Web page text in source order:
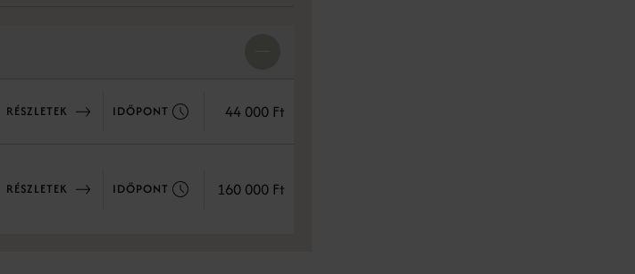
RÉSZLETEK IDŐPONT 44 000 Ft
RÉSZLETEK IDŐPONT 160 000 Ft